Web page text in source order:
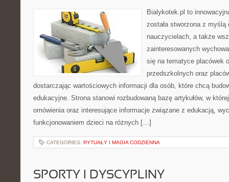
Bialykotek.pl to
została stworzona z
nauczycielach, a także
zainteresowanych
się na tematyce placówek
przedszkolnych oraz
dostarczając wartościowych informacji dla osób, które chcą
edukacyjne. Strona stanowi rozbudowaną bazę artykułów, w
omówienia oraz interesujące informacje związane z edukacją,
funkcjonowaniem dzieci na różnych […]
CATEGORIES: RYTUAŁY I MAGIA CODZIENNA
SPORTY I DYSCYPLINY